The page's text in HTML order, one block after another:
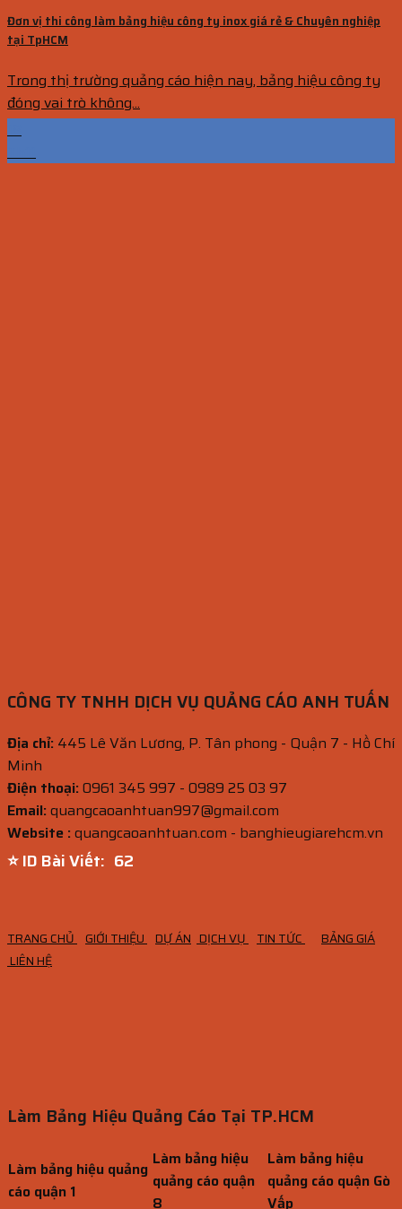
Đơn vị thi công làm bảng hiệu công ty inox giá rẻ & Chuyên nghiệp
tại TpHCM
Trong thị trường quảng cáo hiện nay, bảng hiệu công ty
đóng vai trò không...
CÔNG TY TNHH DỊCH VỤ QUẢNG CÁO ANH TUẤN
Địa chỉ: 445 Lê Văn Lương, P. Tân phong - Quận 7 - Hồ Chí
Minh
Điện thoại:0961 345 997 - 0989 25 03 97
Email:quangcaoanhtuan997@gmail.com
Website :quangcaoanhtuan.com - banghieugiarehcm.vn
⭐ ID Bài Viết: 61
TRANG CHỦ GIỚI THIỆU DỰ ÁN DỊCH VỤ TIN TỨC
BẢNG GIÁ
LIÊN HỆ
Làm Bảng Hiệu Quảng Cáo Tại TP.HCM
Làm bảng hiệu quảng
cáo quận 1
Làm bảng hiệu
quảng cáo quận
8
Làm bảng hiệu
quảng cáo quận Gò
Vấp